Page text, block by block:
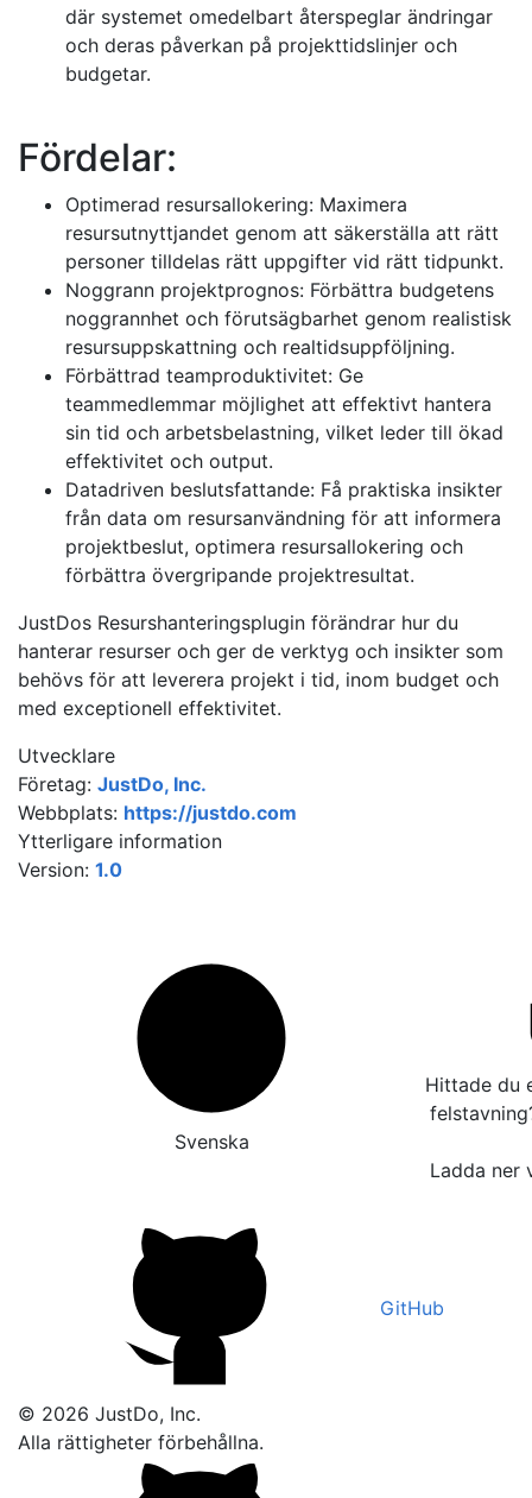
där systemet omedelbart återspeglar ändringar
och deras påverkan på projekttidslinjer och
budgetar.
Fördelar:
Optimerad resursallokering: Maximera
resursutnyttjandet genom att säkerställa att rätt
personer tilldelas rätt uppgifter vid rätt tidpunkt.
Noggrann projektprognos: Förbättra budgetens
noggrannhet och förutsägbarhet genom realistisk
resursuppskattning och realtidsuppföljning.
Förbättrad teamproduktivitet: Ge
teammedlemmar möjlighet att effektivt hantera
sin tid och arbetsbelastning, vilket leder till ökad
effektivitet och output.
Datadriven beslutsfattande: Få praktiska insikter
från data om resursanvändning för att informera
projektbeslut, optimera resursallokering och
förbättra övergripande projektresultat.
JustDos Resurshanteringsplugin förändrar hur du
hanterar resurser och ger de verktyg och insikter som
behövs för att leverera projekt i tid, inom budget och
med exceptionell effektivitet.
Utvecklare
Företag: JustDo, Inc.
Webbplats: https://justdo.com
Ytterligare information
Version: 1.0
Svenska
Hittade du
Ladda ner
GitHub
© 2026 JustDo, Inc.
Alla rättigheter förbehållna.